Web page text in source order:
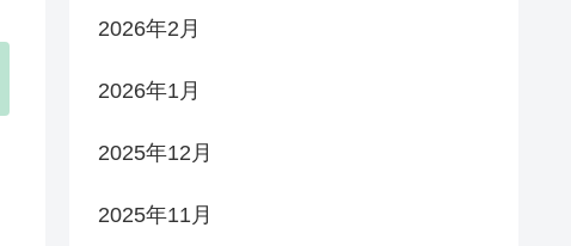
2026年2月
2026年1月
2025年12月
2025年11月